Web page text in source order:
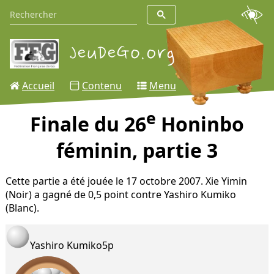
Accueil Contenu Menu
Finale du 26e Honinbo
féminin, partie 3
Cette partie a été jouée le 17 octobre 2007. Xie Yimin
(Noir) a gagné de 0,5 point contre Yashiro Kumiko
(Blanc).
Yashiro Kumiko5p